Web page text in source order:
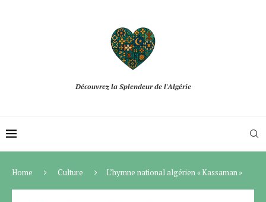
Découvrez la Splendeur de l'Algérie
Home Culture L’hymne national algérien « Kassaman »